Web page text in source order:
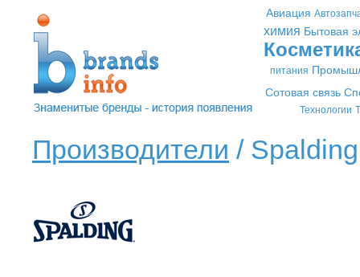
Авиация
химия Бытовая
питания
Сотовая связь
Технологии
Производители /